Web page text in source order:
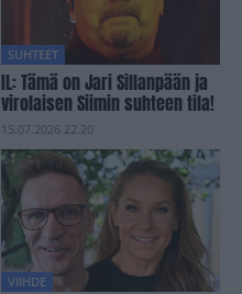
SUHTEET
IL: Tämä on Jari Sillanpään ja
virolaisen Siimin suhteen tila!
15.07.2026 22.20
VIIHDE